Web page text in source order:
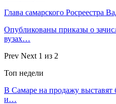
Глава самарского Росреестра
Опубликованы приказы о
вузах…
Prev Next 1 из 2
Топ недели
В Самаре на продажу выставят
и…